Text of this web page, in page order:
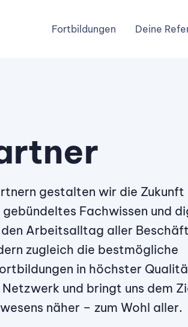
Fortbildungen Deine
gestalten wir die Zukunft
Fachwissen und
Arbeitsalltag aller
zugleich die bestmögliche
in höchster
und bringt uns dem
näher – zum Wohl aller.